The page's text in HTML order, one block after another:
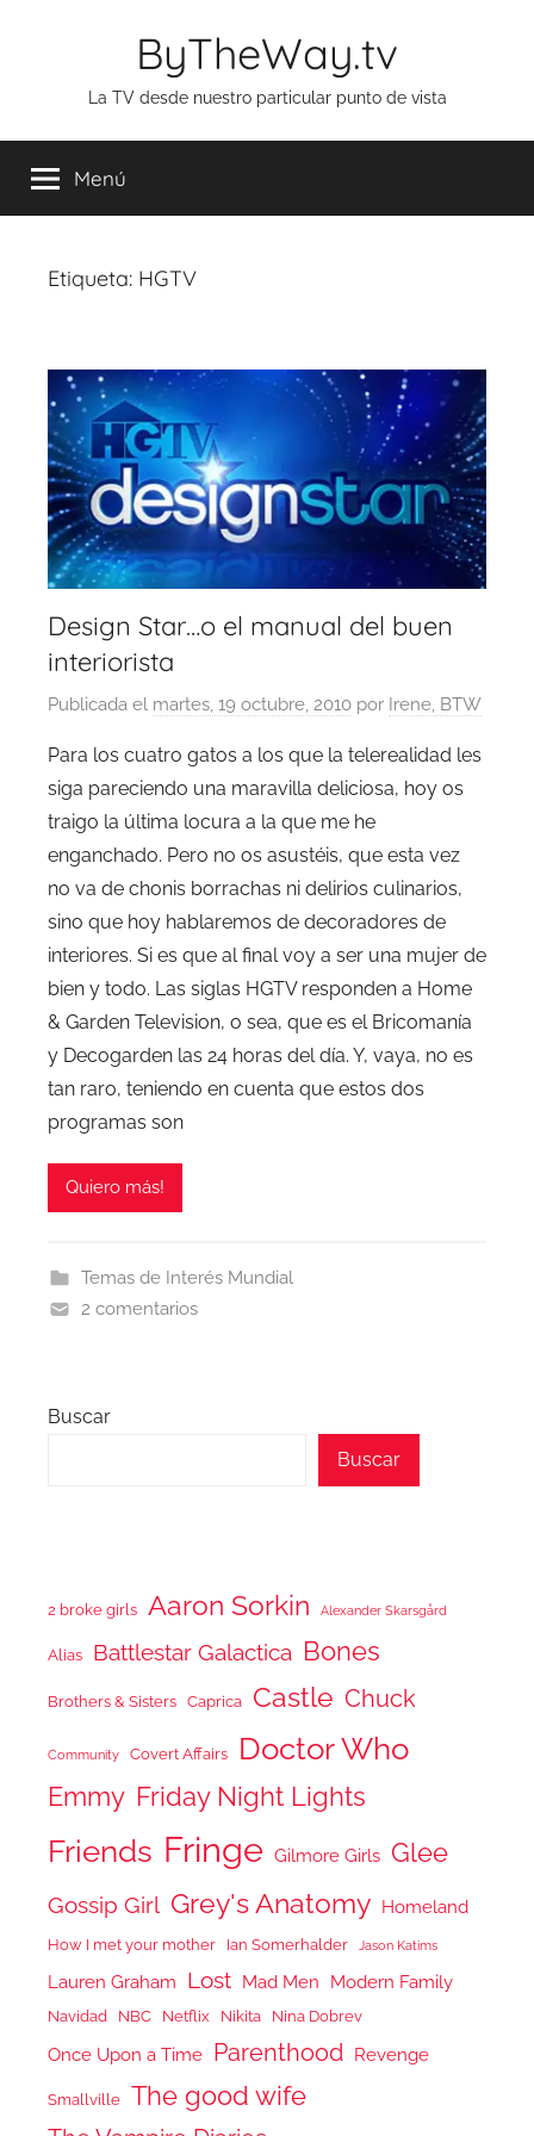
ByTheWay.tv
La TV desde nuestro particular punto de vista
Menú
Etiqueta: HGTV
Design Star…o el manual del buen
interiorista
Publicada el martes, 19 octubre, 2010 por Irene, BTW
Para los cuatro gatos a los que la telerealidad les
siga pareciendo una maravilla deliciosa, hoy os
traigo la última locura a la que me he
enganchado. Pero no os asustéis, que esta vez
no va de chonis borrachas ni delirios culinarios,
sino que hoy hablaremos de decoradores de
interiores. Si es que al final voy a ser una mujer de
bien y todo. Las siglas HGTV responden a Home
& Garden Television, o sea, que es el Bricomanía
y Decogarden las 24 horas del día. Y, vaya, no es
tan raro, teniendo en cuenta que estos dos
programas son
Quiero más!
Temas de Interés Mundial
2 comentarios
Buscar
Buscar
2 broke girls Aaron Sorkin Alexander Skarsgård
Alias Battlestar Galactica Bones
Brothers & Sisters Caprica Castle Chuck
Community Covert Affairs Doctor Who
Emmy Friday Night Lights
Friends Fringe Gilmore Girls Glee
Gossip Girl Grey's Anatomy Homeland
How I met your mother Ian Somerhalder Jason Katims
Lauren Graham Lost Mad Men Modern Family
Navidad NBC Netflix Nikita Nina Dobrev
Once Upon a Time Parenthood Revenge
Smallville The good wife